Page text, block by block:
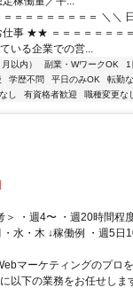
＝＝＝＝＝＝＝＝ ＼＼
事 ★★ ＝＝＝＝＝＝＝
いる企業での営...
以内） 副業・WワークOK 1
学歴不問 平日のみOK 転勤な
し 有資格者歓迎 職種変更なし
＞ ・週4〜 ・週20時間程
水・木 ↓稼働例 ・週5日
マーケティングのプロ
以下の業務をお任せし